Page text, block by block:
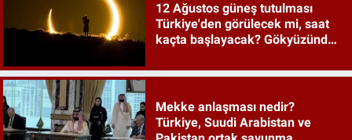
12 Ağustos güneş tutulması
Türkiye'den görülecek mi, saat
kaçta başlayacak? Gökyüzünde
Mekke anlaşması nedir?
Türkiye, Suudi Arabistan ve